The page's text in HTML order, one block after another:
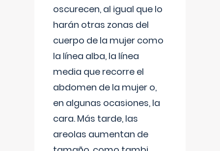
oscurecen, al igual que lo
harán otras zonas del
cuerpo de la mujer como
la línea alba, la línea
media que recorre el
abdomen de la mujer o,
en algunas ocasiones, la
cara. Más tarde, las
areolas aumentan de